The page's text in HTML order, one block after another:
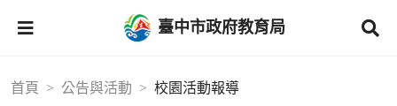
臺中市政府教育局
首頁 公告與活動 校園活動報導